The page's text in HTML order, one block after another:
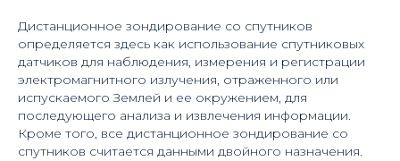
Дистанционное зондирование со спутников
определяется здесь как использование спутниковых
датчиков для наблюдения, измерения и регистрации
электромагнитного излучения, отраженного или
испускаемого Землей и ее окружением, для
последующего анализа и извлечения информации.
Кроме того, все дистанционное зондирование со
спутников считается данными двойного назначения.